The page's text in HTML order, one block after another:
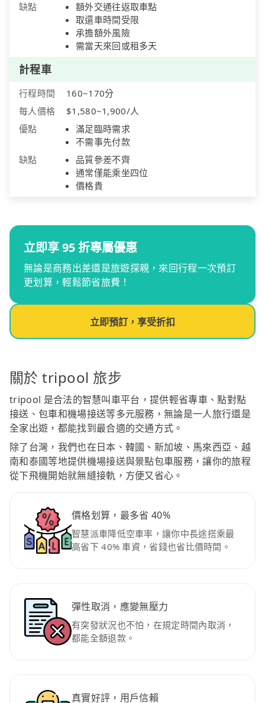
缺點
額外交通往返取車點
取還車時間受限
承擔額外風險
需當天來回或租多天
計程車
行程時間
160~170分
每人價格
$1,580~1,900/人
優點
滿足臨時需求
不需事先付款
缺點
品質參差不齊
通常僅能乘坐四位
價格貴
立即享 95 折專屬優惠
無論是商務出差還是旅遊探親，來回行程一次預訂
更划算，輕鬆節省旅費！
立即預訂，享受折扣
關於 tripool 旅步
tripool 是合法的智慧叫車平台，提供輕省專車、點對點
接送、包車和機場接送等多元服務，無論是一人旅行還是
全家出遊，都能找到最合適的交通方式。
除了台灣，我們也在日本、韓國、新加坡、馬來西亞、越
南和泰國等地提供機場接送與景點包車服務，讓你的旅程
從下飛機開始就無縫接軌，方便又省心。
價格划算，最多省 40%
智慧派車降低空車率，讓你中長途搭乘最
高省下 40% 車資，省錢也省比價時間。
彈性取消，應變無壓力
有突發狀況也不怕，在規定時間內取消，
都能全額退款。
真實好評，用戶信賴